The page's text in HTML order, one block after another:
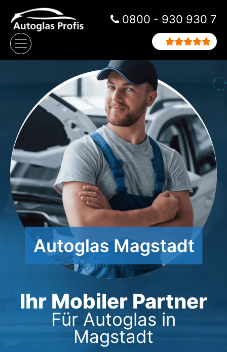
Zum Inhalt springen
Hauptnavigation
0800 - 930 930 7
Ihr Mobiler Partner
Für Autoglas in
Magstadt